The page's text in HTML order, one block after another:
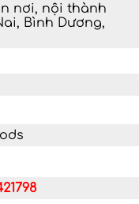
nơi, nội thành
Bình Dương,